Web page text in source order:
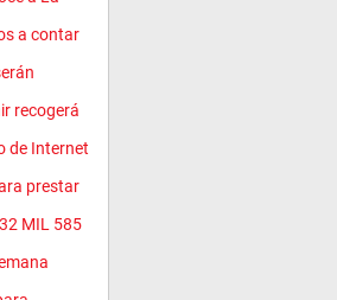
a contar
recogerá
de Internet
prestar
MIL 585